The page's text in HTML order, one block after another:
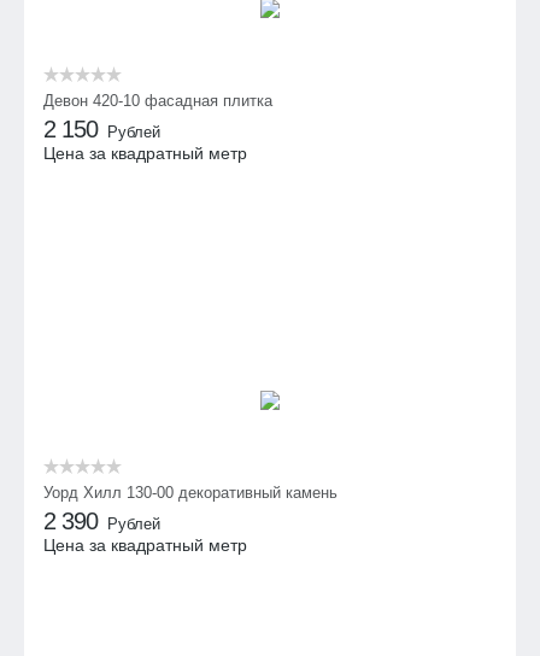
Девон 420-10 фасадная плитка
2 150 Рублей
Цена за квадратный метр
Уорд Хилл 130-00 декоративный камень
2 390 Рублей
Цена за квадратный метр